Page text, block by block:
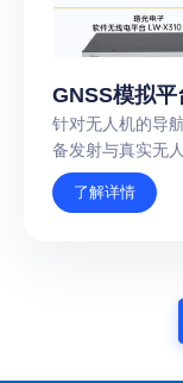
GNSS模拟平
针对无人机的导
备发射与真实无
了解详情